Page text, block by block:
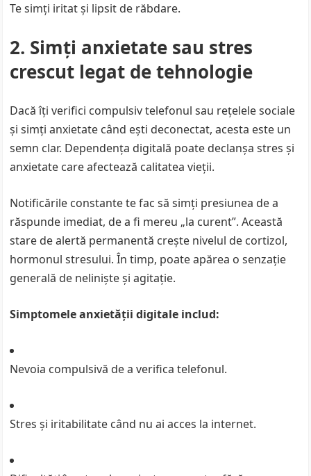
Te simți iritat și lipsit de răbdare.
2. Simți anxietate sau stres
crescut legat de tehnologie
Dacă îți verifici compulsiv telefonul sau rețelele sociale
și simți anxietate când ești deconectat, acesta este un
semn clar. Dependența digitală poate declanșa stres și
anxietate care afectează calitatea vieții.
Notificările constante te fac să simți presiunea de a
răspunde imediat, de a fi mereu „la curent”. Această
stare de alertă permanentă crește nivelul de cortizol,
hormonul stresului. În timp, poate apărea o senzație
generală de neliniște și agitație.
Simptomele anxietății digitale includ:
Nevoia compulsivă de a verifica telefonul.
Stres și iritabilitate când nu ai acces la internet.